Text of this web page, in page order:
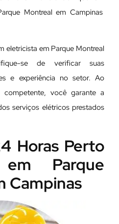
Montreal em Campinas
eletricista em Parque Montreal
se de verificar suas
e experiência no setor. Ao
competente, você garante a
serviços elétricos prestados
Horas Perto
Parque
Campinas